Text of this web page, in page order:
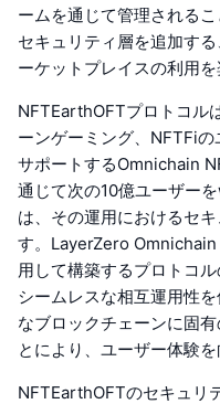
ームを通じて管理される
セキュリティ層を追加す
ーケットプレイスの利用を
NFTEarthOFTプロトコル
ーンゲーミング、NFTFi
サポートするOmnichain
通じて次の10億ユーザー
は、その運用におけるセ
す。LayerZero
用して構築するプロトコ
シームレスな相互運用性
なブロックチェーンに固
とにより、ユーザー体験を
NFTEarthOFTのセキュリ